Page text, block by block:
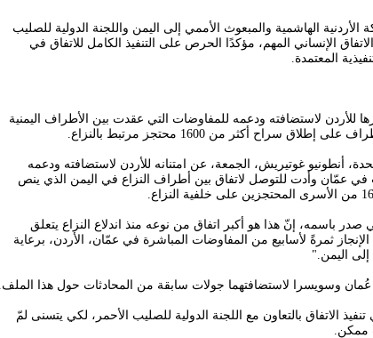
الأردنية الهاشمية والمبعوث الأممي إلى اليمن واللجنة الدولية للصليب
الإنساني المهم، مؤكدًا الحرص على التنفيذ الكامل للاتفاق في
المعتمدة.
للأردن لاستضافته ودعمه للمفاوضات التي عقدت بين الأطراف اليمنية
سراح أكثر من 1600 محتجز مرتبط بالنزاع.
أنطونيو غوتيريش، الجمعة، عن امتنانه للأردن لاستضافته ودعمه
في عمّان وأدت للتوصل لاتفاق بين أطراف النزاع في اليمن الذي ينص
باسمه، إنّ هذا هو أكبر اتفاق من نوعه منذ اندلاع النزاع يتعلق
ثمرةً لأسابيع من المفاوضات المباشرة في عمّان، الأردن، برعاية
إلى اليمن."
وسويسرا لاستضافتهما جولات سابقة من المحادثات حول هذا الملف.
الاتفاق بالتعاون مع اللجنة الدولية للصليب الأحمر، لكي يتسنى لمّ
ممكن.